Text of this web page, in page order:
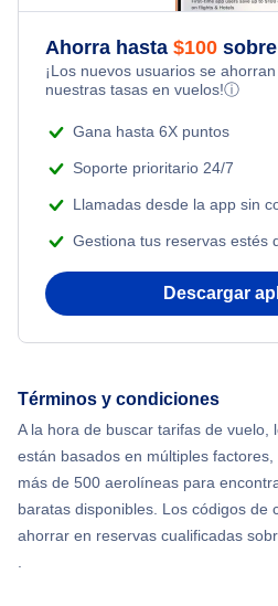
Ahorra hasta $100
¡Los nuevos usuarios se
nuestras tasas en vuelos!ⓘ
Gana hasta 6X puntos
Soporte prioritario 24/7
Llamadas desde la app sin
Gestiona tus reservas estés
Descargar
Términos y condiciones
A la hora de buscar tarifas de vuelo,
están basados en múltiples
más de 500 aerolíneas para
baratas disponibles. Los códigos de
ahorrar en reservas cualificadas
.